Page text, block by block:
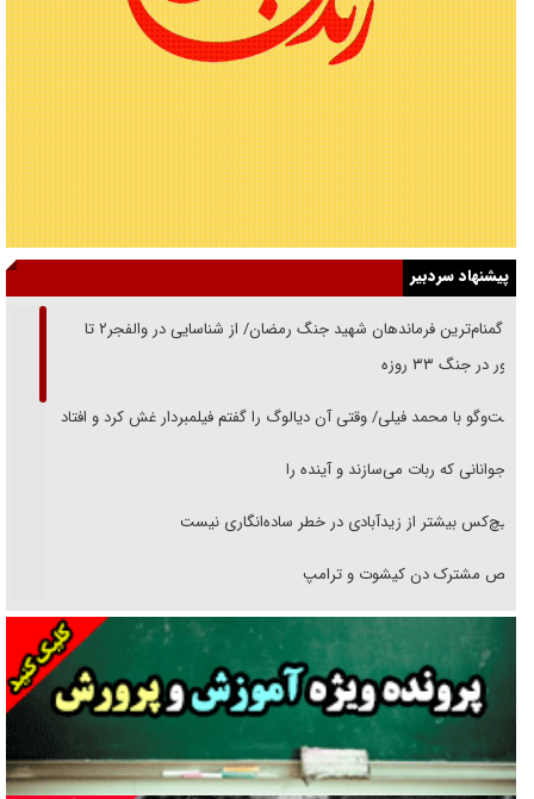
پیشنهاد سردبیر
از گمنام‌ترین فرماندهان شهید جنگ رمضان/ از شناسایی در والفجر۲ تا
حضور در جنگ ۳۳ روزه
گفت‌وگو با محمد فیلی/ وقتی آن دیالوگ را گفتم فیلمبردار غش کرد و افتاد
نوجوانانی که ربات می‌سازند و آینده را
هیچ‌کس بیشتر از زیدآبادی در خطر ساده‌انگاری نیست
رقص مشترک دن کیشوت و ترامپ
دنده دولت به واگذاری مسئله‌دار ایران‌خودرو/ خصوصی‌سازی یا انحصار؟
غریزه‌ی بقا و آقای باقی و رفقا
جراحی‌های زیبایی با مدرک فوق‌دیپلم! + گفت‌وگو با متهم
گفت‌وگو با همسر یکی از شهدای جنگ رمضان/ پیکر بی‌سر شهید را از